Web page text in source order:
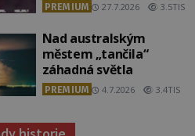
PREMIUM 27.7.2026 3.5TIS
Nad australským
městem „tančila“
záhadná světla
PREMIUM 4.7.2026 3.4TIS